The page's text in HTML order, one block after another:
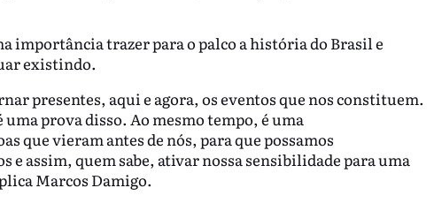
importância trazer para o palco a história do Brasil e
existindo.
presentes, aqui e agora, os eventos que nos constituem.
prova disso. Ao mesmo tempo, é uma
que vieram antes de nós, para que possamos
e assim, quem sabe, ativar nossa sensibilidade para uma
Marcos Damigo.